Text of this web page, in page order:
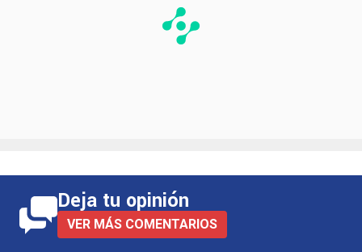
Deja tu opinión
VER MÁS COMENTARIOS